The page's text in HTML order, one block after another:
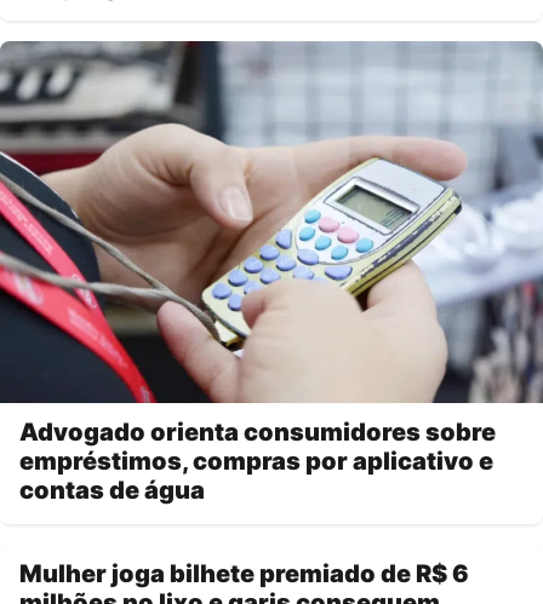
Advogado orienta consumidores sobre
empréstimos, compras por aplicativo e
contas de água
Mulher joga bilhete premiado de R$ 6